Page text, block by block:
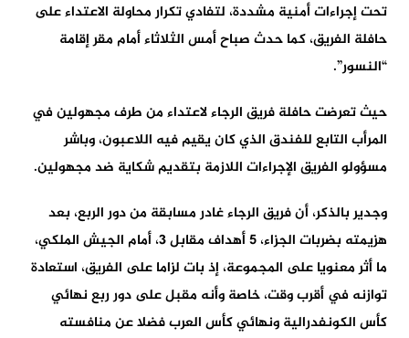
تحت إجراءات أمنية مشددة، لتفادي تكرار محاولة الاعتداء على
حافلة الفريق، كما حدث صباح أمس الثلاثاء أمام مقر إقامة
“النسور”.
حيث تعرضت حافلة فريق الرجاء لاعتداء من طرف مجهولين في
المرأب التابع للفندق الذي كان يقيم فيه اللاعبون، وباشر
مسؤولو الفريق الإجراءات اللازمة بتقديم شكاية ضد مجهولين.
وجدير بالذكر، أن فريق الرجاء غادر مسابقة من دور الربع، بعد
هزيمته بضربات الجزاء، 5 أهداف مقابل 3، أمام الجيش الملكي،
ما أثر معنويا على المجموعة، إذ بات لزاما على الفريق، استعادة
توازنه في أقرب وقت، خاصة وأنه مقبل على دور ربع نهائي
كأس الكونفدرالية ونهائي كأس العرب فضلا عن منافسته